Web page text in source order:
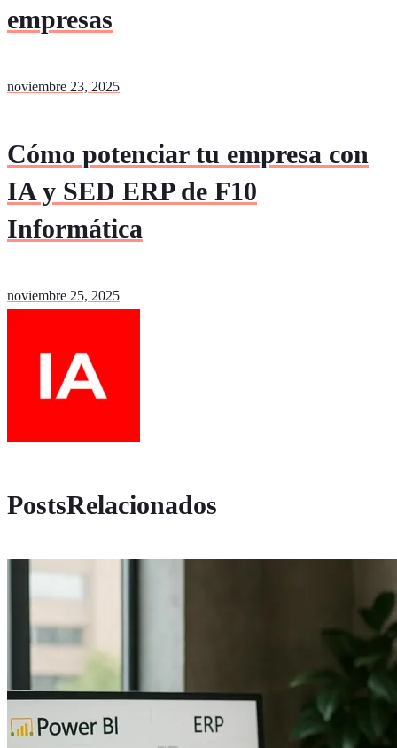
empresas
noviembre 23, 2025
Cómo potenciar tu empresa con
IA y SED ERP de F10
Informática
noviembre 25, 2025
PostsRelacionados